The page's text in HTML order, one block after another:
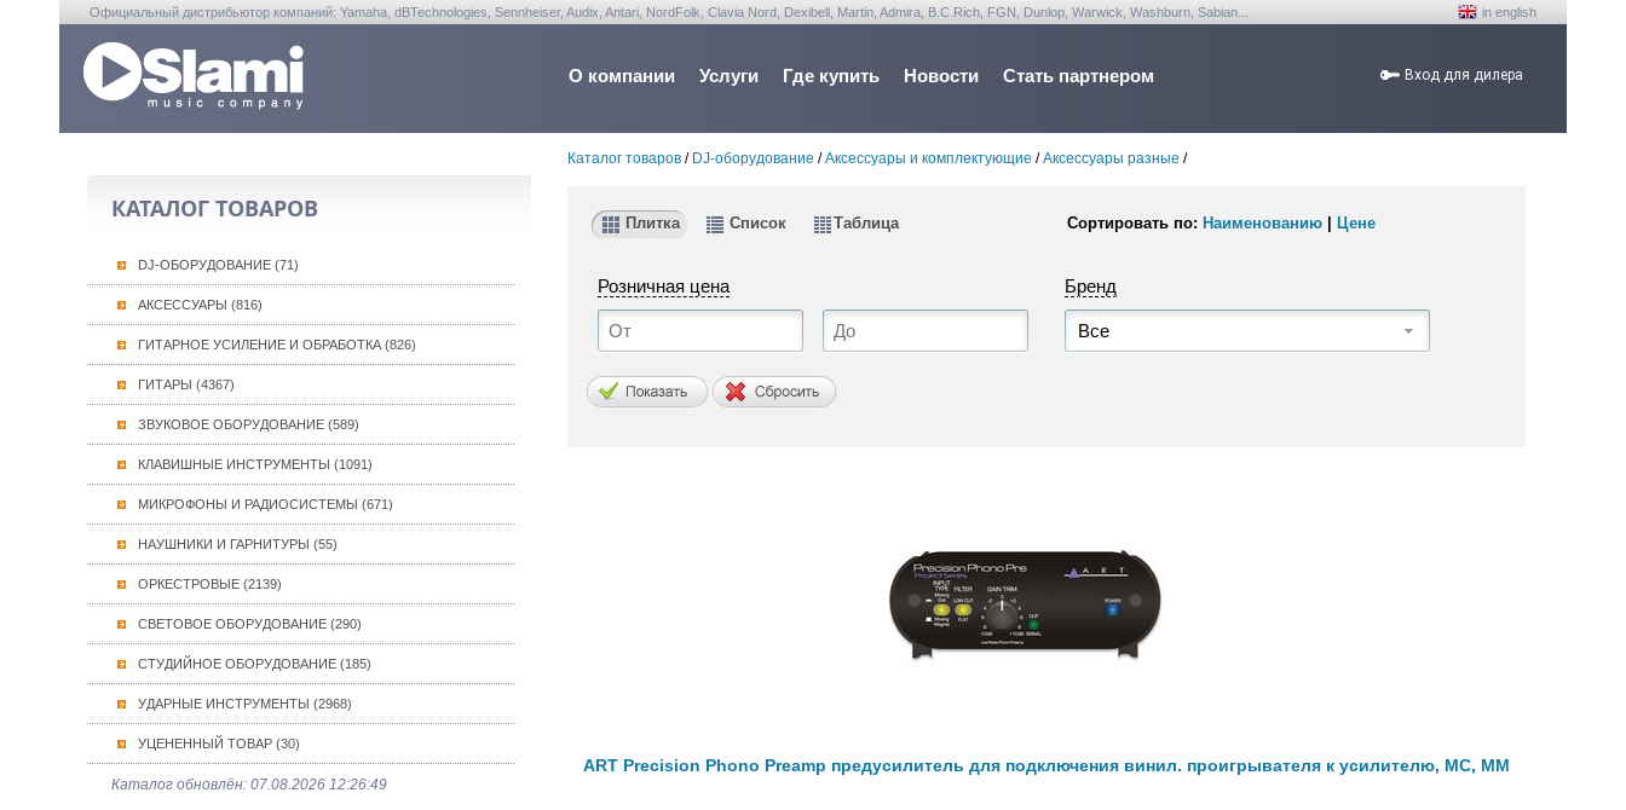
Официальный дистрибьютор компаний: Yamaha, dBTechnologies, Sennheiser, Audix, Antari, NordFolk, Clavia Nord, Dexibell, Martin, Admira, B.C.Rich, FGN, Dunlop, Warwick, Washburn, Sabian... in english
О компании Услуги Где купить Новости Стать партнером Вход для дилера
КАТАЛОГ ТОВАРОВ
DJ-ОБОРУДОВАНИЕ (71)
АКСЕССУАРЫ (816)
ГИТАРНОЕ УСИЛЕНИЕ И ОБРАБОТКА (826)
ГИТАРЫ (4367)
ЗВУКОВОЕ ОБОРУДОВАНИЕ (589)
КЛАВИШНЫЕ ИНСТРУМЕНТЫ (1091)
МИКРОФОНЫ И РАДИОСИСТЕМЫ (671)
НАУШНИКИ И ГАРНИТУРЫ (55)
ОРКЕСТРОВЫЕ (2139)
СВЕТОВОЕ ОБОРУДОВАНИЕ (290)
СТУДИЙНОЕ ОБОРУДОВАНИЕ (185)
УДАРНЫЕ ИНСТРУМЕНТЫ (2968)
УЦЕНЕННЫЙ ТОВАР (30)
Каталог обновлён: 07.08.2026 12:26:49
Каталог товаров / DJ-оборудование /Аксессуары и комплектующие /Аксессуары разные /
Плитка Список Таблица Сортировать по: Наименованию Цене
Розничная цена Бренд
Все
ART Precision Phono Preamp предусилитель для подключения винил. проигрывателя к усилителю, MC, MM